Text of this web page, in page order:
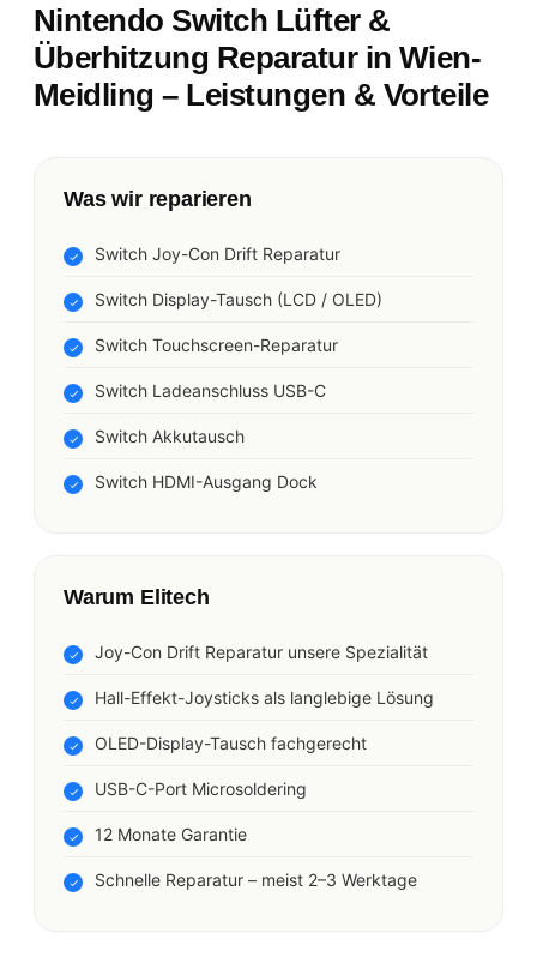
Nintendo Switch Lüfter &
Überhitzung Reparatur in Wien-
Meidling – Leistungen & Vorteile
Was wir reparieren
Switch Joy-Con Drift Reparatur
Switch Display-Tausch (LCD / OLED)
Switch Touchscreen-Reparatur
Switch Ladeanschluss USB-C
Switch Akkutausch
Switch HDMI-Ausgang Dock
Warum Elitech
Joy-Con Drift Reparatur unsere Spezialität
Hall-Effekt-Joysticks als langlebige Lösung
OLED-Display-Tausch fachgerecht
USB-C-Port Microsoldering
12 Monate Garantie
Schnelle Reparatur – meist 2–3 Werktage